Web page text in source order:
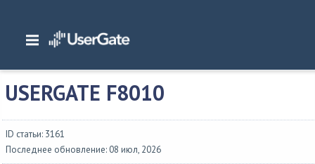
Главная/ Аппаратные платформы
USERGATE F8010
ID статьи: 3161
Последнее обновление: 08 июл, 2026